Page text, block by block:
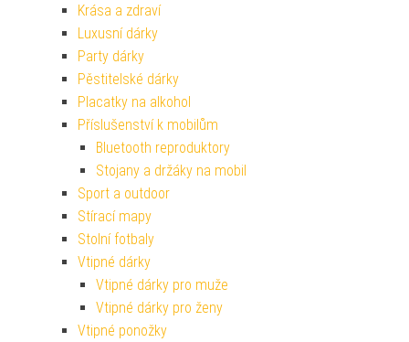
Krása a zdraví
Luxusní dárky
Party dárky
Pěstitelské dárky
Placatky na alkohol
Příslušenství k mobilům
Bluetooth reproduktory
Stojany a držáky na mobil
Sport a outdoor
Stírací mapy
Stolní fotbaly
Vtipné dárky
Vtipné dárky pro muže
Vtipné dárky pro ženy
Vtipné ponožky